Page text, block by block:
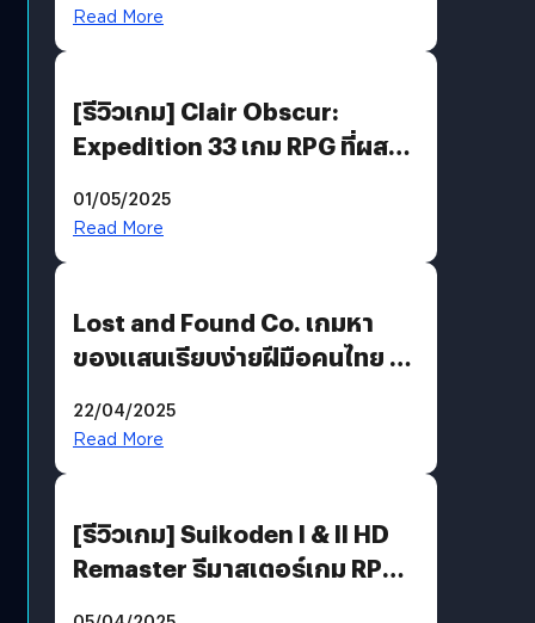
Read More
[รีวิวเกม] Clair Obscur:
Expedition 33 เกม RPG ที่ผสาน
ได้ลงตัว
01/05/2025
Read More
Lost and Found Co. เกมหา
ของแสนเรียบง่ายฝีมือคนไทย ที่
ตัวคุณ
22/04/2025
Read More
[รีวิวเกม] Suikoden I & II HD
Remaster รีมาสเตอร์เกม RPG